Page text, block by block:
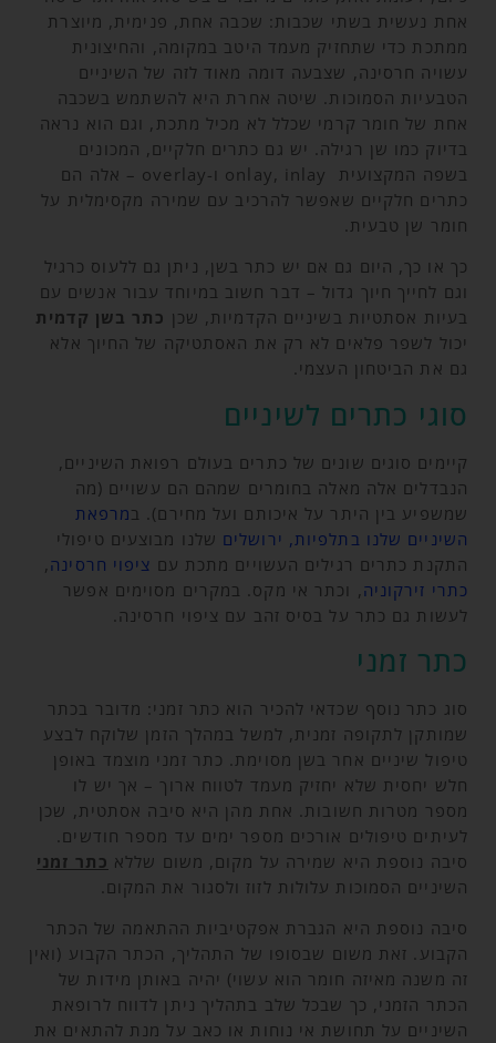
אחת נעשית בשתי שכבות: שכבה אחת, פנימית, מיוצרת
ממתכת כדי שתחזיק מעמד היטב במקומה, והחיצונית
עשויה חרסינה, שצבעה דומה מאוד לזה של השיניים
הטבעיות הסמוכות. שיטה אחרת היא להשתמש בשכבה
אחת של חומר קרמי שכלל לא מכיל מתכת, וגם הוא נראה
בדיוק כמו שן רגילה. יש גם כתרים חלקיים, המכונים
בשפה המקצועית onlay, inlay ו-overlay – אלה הם
כתרים חלקיים שאפשר להרכיב עם שמירה מקסימלית על
חומר שן טבעית.
כך או כך, היום גם אם יש כתר בשן, ניתן גם ללעוס כרגיל
וגם לחייך חיוך גדול – דבר חשוב במיוחד עבור אנשים עם
בעיות אסתטיות בשיניים הקדמיות, שכן כתר בשן קדמית
יכול לשפר פלאים לא רק את האסתטיקה של החיוך אלא
גם את הביטחון העצמי.
סוגי כתרים לשיניים
קיימים סוגים שונים של כתרים בעולם רפואת השיניים,
הנבדלים אלה מאלה בחומרים שמהם הם עשויים (מה
שמשפיע בין היתר על איכותם ועל מחירם). במרפאת
השיניים שלנו בתלפיות, ירושלים שלנו מבוצעים טיפולי
התקנת כתרים רגילים העשויים מתכת עם ציפוי חרסינה
כתרי זירקוניה , וכתר אי מקס. במקרים מסוימים אפשר
לעשות גם כתר על בסיס זהב עם ציפוי חרסינה.
כתר זמני
סוג כתר נוסף שכדאי להכיר הוא כתר זמני: מדובר בכתר
שמותקן לתקופה זמנית, למשל במהלך הזמן שלוקח לבצע
טיפול שיניים אחר בשן מסוימת. כתר זמני מוצמד באופן
חלש יחסית שלא יחזיק מעמד לטווח ארוך – אך יש לו
מספר מטרות חשובות. אחת מהן היא סיבה אסתטית, שכן
לעיתים טיפולים אורכים מספר ימים עד מספר חודשים.
סיבה נוספת היא שמירה על מקום, משום שללא כתר זמני
השיניים הסמוכות עלולות לזוז ולסגור את המקום.
סיבה נוספת היא הגברת אפקטיביות ההתאמה של הכתר
הקבוע. זאת משום שבסופו של התהליך, הכתר הקבוע (ואין
זה משנה מאיזה חומר הוא עשוי) יהיה באותן מידות של
הכתר הזמני, כך שבכל שלב בתהליך ניתן לדווח לרופאת
השיניים על תחושת אי נוחות או כאב על מנת להתאים את